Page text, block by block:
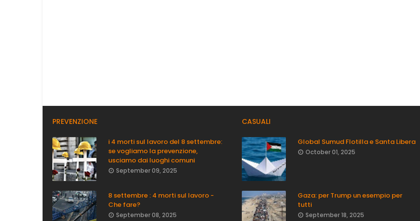
PREVENZIONE
i 4 morti sul lavoro del 8 settembre:
se vogliamo la prevenzione,
usciamo dai luoghi comuni
September 09, 2025
8 settembre : 4 morti sul lavoro -
Che fare?
September 08, 2025
CASUALI
Global Sumud Flotilla e Santa Libera
October 01, 2025
Gaza: per Trump un esempio per
tutti
September 18, 2025